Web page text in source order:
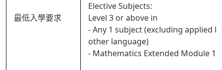
最低入學要求
Elective Subjects:
Level 3 or above in
- Any 1 subject (excluding applied
other language)
- Mathematics Extended Module 1